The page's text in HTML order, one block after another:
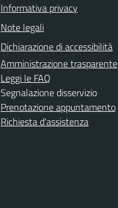
Informativa privacy
Note legali
Dichiarazione di accessibilità
Amministrazione trasparente
Leggi le FAQ
Segnalazione disservizio
Prenotazione appuntamento
Richiesta d'assistenza